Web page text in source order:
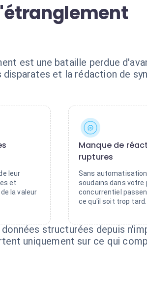
est une bataille perdue
et la rédaction de
leur
et
la valeur
Manque de
ruptures
Sans
soudains dans votre
concurrentiel
ce qu'il soit trop tard.
structurées depuis
uniquement sur ce qui